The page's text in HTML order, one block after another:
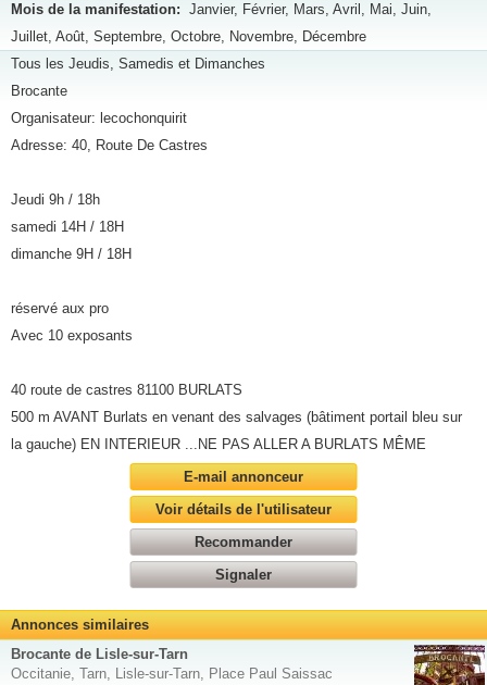
Mois de la manifestation: Janvier, Février, Mars, Avril, Mai, Juin,
Juillet, Août, Septembre, Octobre, Novembre, Décembre
Tous les Jeudis, Samedis et Dimanches
Brocante
Organisateur: lecochonquirit
Adresse: 40, Route De Castres
Jeudi 9h / 18h
samedi 14H / 18H
dimanche 9H / 18H
réservé aux pro
Avec 10 exposants
40 route de castres 81100 BURLATS
500 m AVANT Burlats en venant des salvages (bâtiment portail bleu sur
la gauche) EN INTERIEUR ...NE PAS ALLER A BURLATS MÊME
E-mail annonceur
Voir détails de l'utilisateur
Recommander
Signaler
Annonces similaires
Brocante de Lisle-sur-Tarn
Occitanie, Tarn, Lisle-sur-Tarn, Place Paul Saissac